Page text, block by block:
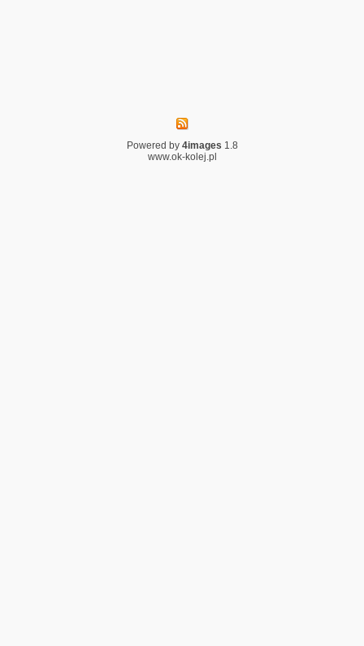
Powered by 4images 1.8
www.ok-kolej.pl